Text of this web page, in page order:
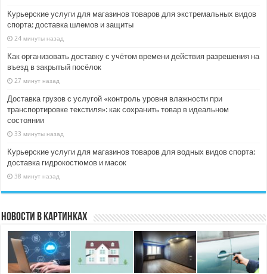
Курьерские услуги для магазинов товаров для экстремальных видов
спорта: доставка шлемов и защиты
24 минуты назад
Как организовать доставку с учётом времени действия разрешения на
въезд в закрытый посёлок
27 минут назад
Доставка грузов с услугой «контроль уровня влажности при
транспортировке текстиля»: как сохранить товар в идеальном
состоянии
33 минуты назад
Курьерские услуги для магазинов товаров для водных видов спорта:
доставка гидрокостюмов и масок
38 минут назад
Новости в картинках